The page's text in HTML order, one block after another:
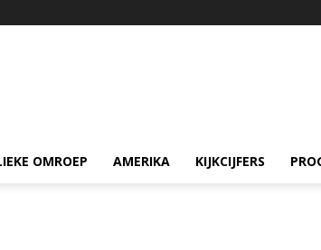
OMROEP AMERIKA KIJKCIJFERS